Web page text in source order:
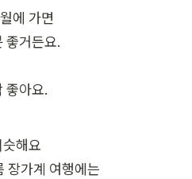
에 가면
좋거든요.
좋아요.
해요
장가계 여행에는